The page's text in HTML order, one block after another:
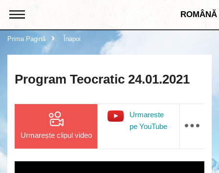
ROMÂNĂ
Prima Pagină Înapoi
Program Teocratic 24.01.2021
Urmarește clipul video
Urmareste
pe YouTube